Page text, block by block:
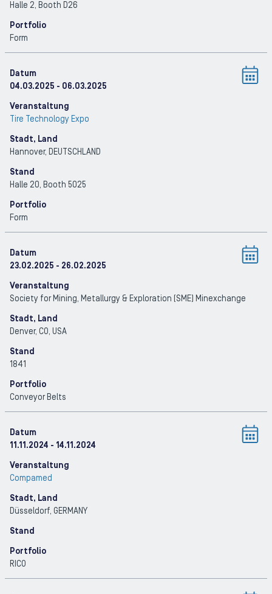
Halle 2, Booth D26
Portfolio
Form
Datum
04.03.2025 - 06.03.2025
Veranstaltung
Tire Technology Expo
Stadt, Land
Hannover, DEUTSCHLAND
Stand
Halle 20, Booth 5025
Portfolio
Form
Datum
23.02.2025 - 26.02.2025
Veranstaltung
Society for Mining, Metallurgy & Exploration (SME) Minexchange
Stadt, Land
Denver, CO, USA
Stand
1841
Portfolio
Conveyor Belts
Datum
11.11.2024 - 14.11.2024
Veranstaltung
Compamed
Stadt, Land
Düsseldorf, GERMANY
Stand
Portfolio
RICO